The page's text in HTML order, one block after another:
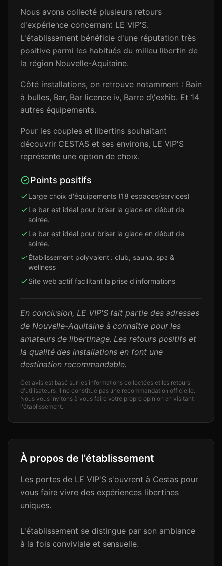
Nous avons collecté plusieurs retours
d'expérience concernant LE VIP'S.
L'établissement bénéficie d'une réputation très
positive parmi les habitués du milieu libertin de
la région Nouvelle-Aquitaine.
Côté installations, on retrouve notamment : Bain
à bulles, Bar, Bar licence iv, Barre d\'exhib. Et 14
autres équipements.
Pour les couples et libertins souhaitant
découvrir CESTAS et ses environs, LE VIP'S
représente une option de choix.
Points positifs
Large choix d'équipements (18 espaces/services)
Le bar est idéal pour briser la glace en début de
soirée.
Le bar est idéal pour briser la glace en début de
soirée.
Établissement polyvalent : club, sauna, spa &
wellness
Site web actif facilitant la prise d'informations
En conclusion, LE VIP'S fait partie des adresses
de Nouvelle-Aquitaine à connaître pour les
amateurs de libertinage. Les retours positifs et
la qualité des installations en font une
destination recommandable.
Cet avis est basé sur les informations collectées et les retours
d'utilisateurs. Il ne constitue pas une recommandation officielle.
Nous vous invitons à vous faire votre propre opinion en visitant
l'établissement.
À propos de l'établissement
Les portes de LE VIP'S s'ouvrent à Cestas pour
vous faire vivre des expériences libertines
uniques.
L'établissement se distingue par son ambiance
à la fois conviviale et sensuelle.